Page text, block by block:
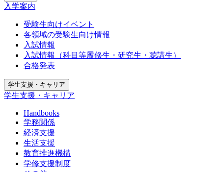
入学案内
受験生向けイベント
各領域の受験生向け情報
入試情報
入試情報（科目等履修生・研究生・聴講生）
合格発表
学生支援・キャリア
学生支援・キャリア
Handbooks
学務関係
経済支援
生活支援
教育推進機構
学修支援制度